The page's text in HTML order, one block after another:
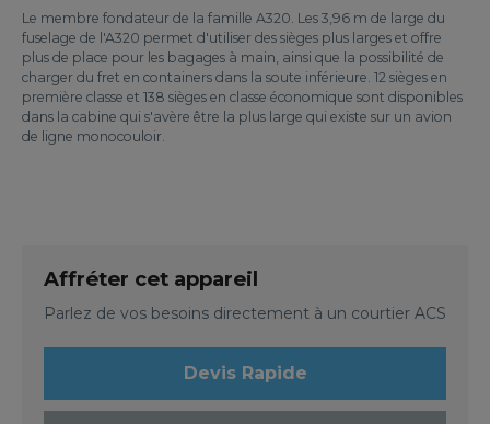
Le membre fondateur de la famille A320. Les 3,96 m de large du
fuselage de l'A320 permet d'utiliser des sièges plus larges et offre
plus de place pour les bagages à main, ainsi que la possibilité de
charger du fret en containers dans la soute inférieure. 12 sièges en
première classe et 138 sièges en classe économique sont disponibles
dans la cabine qui s'avère être la plus large qui existe sur un avion
de ligne monocouloir.
Affréter cet appareil
Parlez de vos besoins directement à un courtier ACS
Devis Rapide